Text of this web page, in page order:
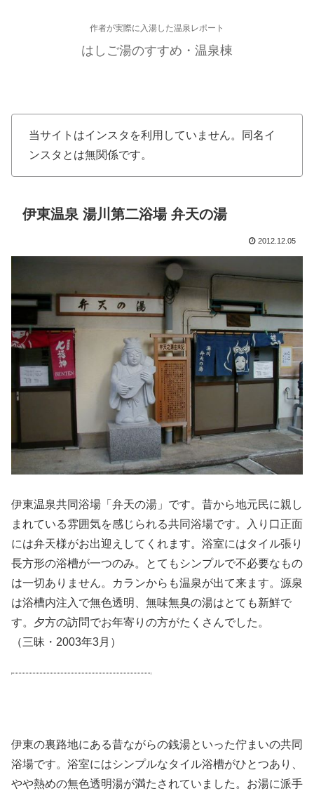
作者が実際に入湯した温泉レポート
はしご湯のすすめ・温泉棟
当サイトはインスタを利用していません。同名イ
ンスタとは無関係です。
伊東温泉 湯川第二浴場 弁天の湯
2012.12.05
伊東温泉共同浴場「弁天の湯」です。昔から地元民に親し
まれている雰囲気を感じられる共同浴場です。入り口正面
には弁天様がお出迎えしてくれます。浴室にはタイル張り
長方形の浴槽が一つのみ。とてもシンプルで不必要なもの
は一切ありません。カランからも温泉が出て来ます。源泉
は浴槽内注入で無色透明、無味無臭の湯はとても新鮮で
す。夕方の訪問でお年寄りの方がたくさんでした。
（三昧・2003年3月）
伊東の裏路地にある昔ながらの銭湯といった佇まいの共同
浴場です。浴室にはシンプルなタイル浴槽がひとつあり、
やや熱めの無色透明湯が満たされていました。お湯に派手